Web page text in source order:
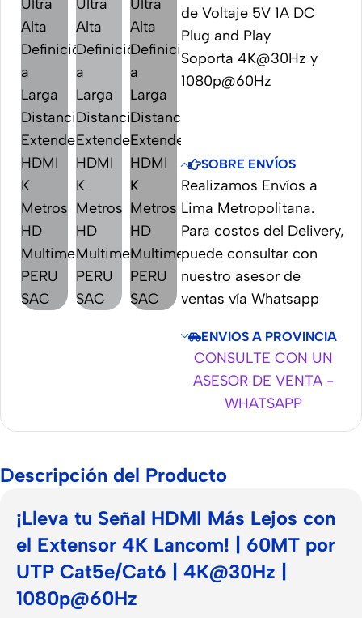
de Voltaje 5V 1A DC
Plug and Play
Soporta 4K@30Hz y
1080p@60Hz
SOBRE ENVÍOS
Realizamos Envíos a
Lima Metropolitana.
Para costos del Delivery,
puede consultar con
nuestro asesor de
ventas vía Whatsapp
ENVIOS A PROVINCIA
CONSULTE CON UN
ASESOR DE VENTA -
WHATSAPP
Descripción del Producto
¡Lleva tu Señal HDMI Más Lejos con
el Extensor 4K Lancom! | 60MT por
UTP Cat5e/Cat6 | 4K@30Hz |
1080p@60Hz